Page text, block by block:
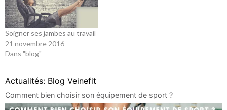
Soigner ses jambes au travail
21 novembre 2016
Dans "blog"
Actualités: Blog Veinefit
Comment bien choisir son équipement de sport ?